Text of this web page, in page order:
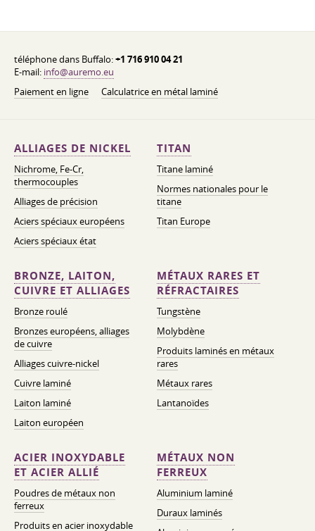
téléphone dans Buffalo:+1 716 910 04 21
E-mail: info@auremo.eu
Paiement en ligne
Calculatrice en métal laminé
ALLIAGES DE NICKEL
Nichrome, Fe-Cr,
thermocouples
Alliages de précision
Aciers spéciaux européens
Aciers spéciaux état
TITAN
Titane laminé
Normes nationales pour le
titane
Titan Europe
BRONZE, LAITON,
CUIVRE ET ALLIAGES
Bronze roulé
Bronzes européens, alliages
de cuivre
Alliages cuivre-nickel
Cuivre laminé
Laiton laminé
Laiton européen
MÉTAUX RARES ET
RÉFRACTAIRES
Tungstène
Molybdène
Produits laminés en métaux
rares
Métaux rares
Lantanoïdes
ACIER INOXYDABLE
ET ACIER ALLIÉ
Poudres de métaux non
ferreux
Produits en acier inoxydable
MÉTAUX NON
FERREUX
Aluminium laminé
Duraux laminés